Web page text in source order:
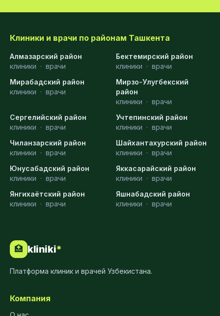
Клиники и врачи по районам Ташкента
Алмазарский район
клиники · врачи
Бектемирский район
клиники · врачи
Мирабадский район
клиники · врачи
Мирзо-Улугбекский
район
клиники · врачи
Сергелийский район
клиники · врачи
Учтепинский район
клиники · врачи
Чиланзарский район
клиники · врачи
Шайхантахурский район
клиники · врачи
Юнусабадский район
клиники · врачи
Яккасарайский район
клиники · врачи
Янгихаётский район
клиники · врачи
Яшнабадский район
клиники · врачи
🏥 kliniki*
Платформа клиник и врачей Узбекистана.
Компания